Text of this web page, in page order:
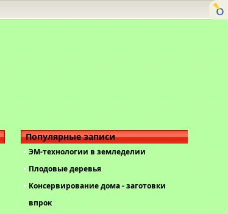
Популярные записи
ЭМ-технологии в земледелии
Плодовые деревья
Консервирование дома - заготовки
впрок